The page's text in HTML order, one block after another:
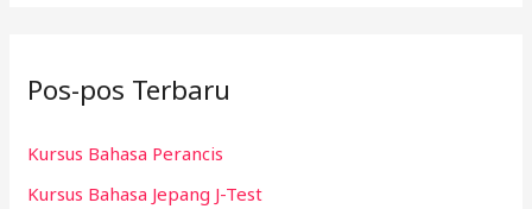
u
t
u
Pos-pos Terbaru
Kursus Bahasa Perancis
Kursus Bahasa Jepang J-Test